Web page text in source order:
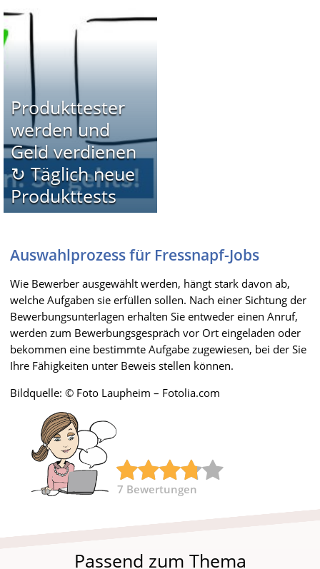
Produkttester
werden und
Geld verdienen
↻ Täglich neue
Produkttests
Auswahlprozess für Fressnapf-Jobs
Wie Bewerber ausgewählt werden, hängt stark davon ab,
welche Aufgaben sie erfüllen sollen. Nach einer Sichtung der
Bewerbungsunterlagen erhalten Sie entweder einen Anruf,
werden zum Bewerbungsgespräch vor Ort eingeladen oder
bekommen eine bestimmte Aufgabe zugewiesen, bei der Sie
Ihre Fähigkeiten unter Beweis stellen können.
Bildquelle: © Foto Laupheim – Fotolia.com
7 Bewertungen
Passend zum Thema